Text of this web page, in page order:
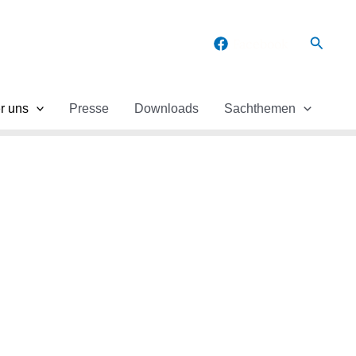
uns Presse Downloads Sachthemen